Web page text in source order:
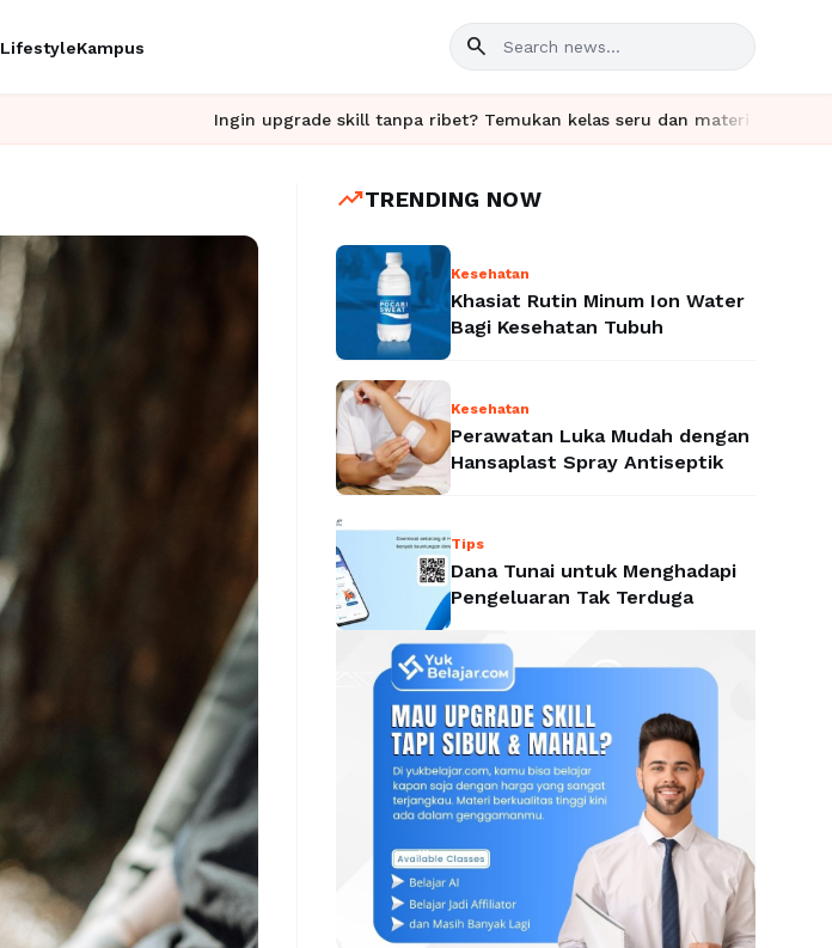
LifestyleKampus search
Ingin upgrade skill tanpa ribet? Temukan kelas seru dan materi lengkap hanya di
trending_upTRENDING NOW
Kesehatan
Khasiat Rutin Minum Ion Water
Bagi Kesehatan Tubuh
Kesehatan
Perawatan Luka Mudah dengan
Hansaplast Spray Antiseptik
Tips
Dana Tunai untuk Menghadapi
Pengeluaran Tak Terduga